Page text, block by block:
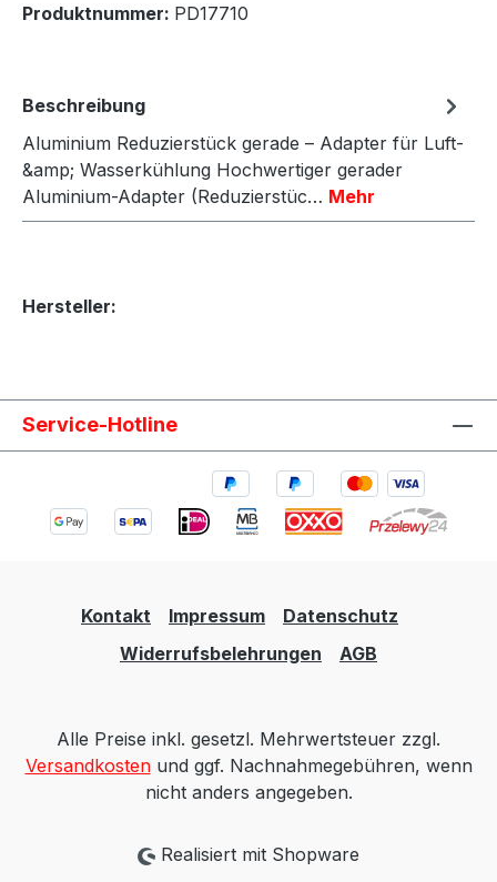
Produktnummer: PD17710
Beschreibung
Aluminium Reduzierstück gerade – Adapter für Luft-
&amp; Wasserkühlung Hochwertiger gerader
Aluminium-Adapter (Reduzierstüc… Mehr
Hersteller:
Service-Hotline
Kontakt Impressum
Datenschutz
Widerrufsbelehrungen
AGB
Alle Preise inkl. gesetzl. Mehrwertsteuer zzgl.
Versandkostenund ggf. Nachnahmegebühren, wenn
nicht anders angegeben.
Realisiert mit Shopware